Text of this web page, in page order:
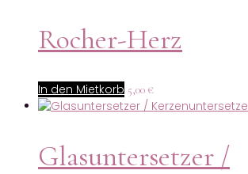
Rocher-Herz
In den Mietkorb 5,00 €
Glasuntersetzer /